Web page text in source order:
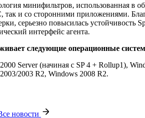
минифильтров, использованная в
так и со сторонними приложениями.
серьезно повысилась
интерфейс агента.
следующие операционные
Server (начиная с SP 4 + Rollup1),
2003 R2, Windows 2008 R2.
новости